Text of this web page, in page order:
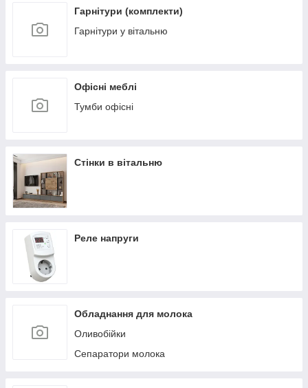
Гарнітури (комплекти)
Гарнітури у вітальню
Офісні меблі
Тумби офісні
Стінки в вітальню
Реле напруги
Обладнання для молока
Оливобійки
Сепаратори молока